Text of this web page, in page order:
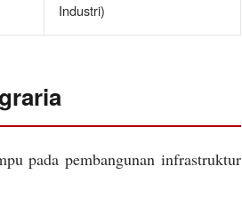
Industri)
pada pembangunan infrastruktur